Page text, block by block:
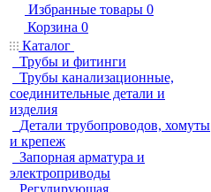
Избранные товары 0
Корзина 0
Каталог
Трубы и фитинги
Трубы канализационные,
соединительные детали и
изделия
Детали трубопроводов, хомуты
и крепеж
Запорная арматура и
электроприводы
Регулирующая,